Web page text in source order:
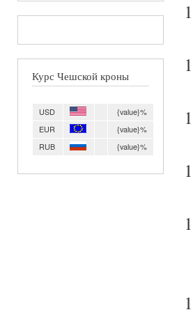
Курс Чешской кроны
USD
{value}%
EUR
{value}%
RUB
{value}%